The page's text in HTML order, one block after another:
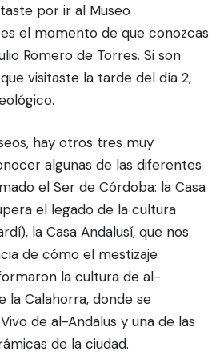
por ir al Museo
el momento de que conozcas
Romero de Torres. Si son
visitaste la tarde del día 2,
hay otros tres muy
algunas de las diferentes
el Ser de Córdoba: la Casa
el legado de la cultura
la Casa Andalusí, que nos
de cómo el mestizaje
la cultura de al-
la Calahorra, donde se
de al-Andalus y una de las
de la ciudad.